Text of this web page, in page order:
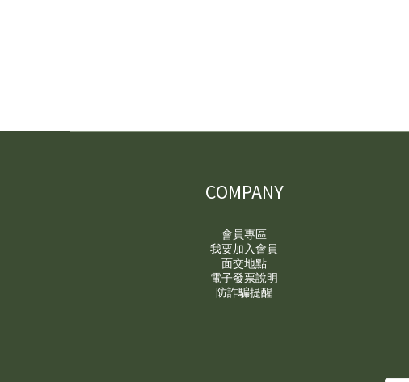
COMPANY
會員專區
我要加入會員
面交地點
電子發票說明
防詐騙提醒